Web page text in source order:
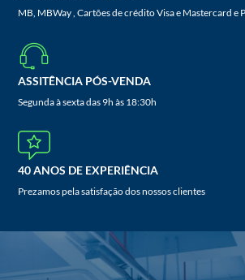
MB, MBWay , Cartões de crédito Visa e Mastercard e
ASSITÊNCIA PÓS-VENDA
Segunda à sexta das 9h às 18:30h
40 ANOS DE EXPERIÊNCIA
Prezamos pela satisfação dos nossos clientes